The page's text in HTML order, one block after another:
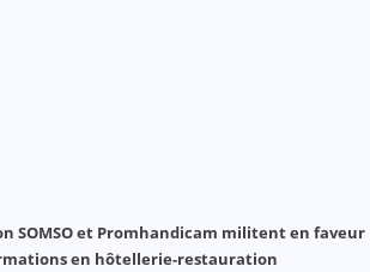
SOMSO et Promhandicam militent en faveur
en hôtellerie-restauration